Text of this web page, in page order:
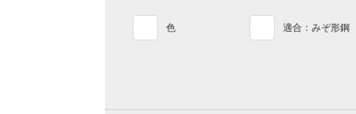
色 適合：みぞ形鋼